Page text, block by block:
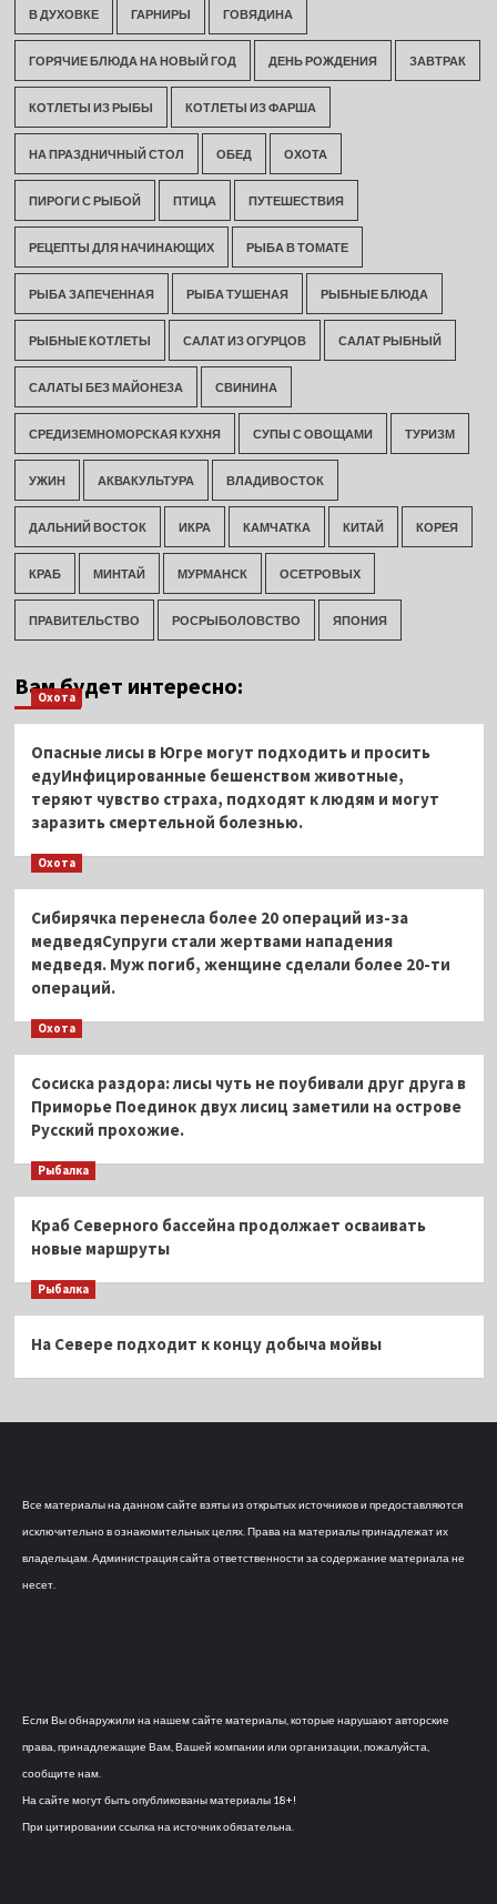
В ДУХОВКЕ ГАРНИРЫ ГОВЯДИНА
ГОРЯЧИЕ БЛЮДА НА НОВЫЙ ГОД ДЕНЬ РОЖДЕНИЯ ЗАВТРАК
КОТЛЕТЫ ИЗ РЫБЫ КОТЛЕТЫ ИЗ ФАРША
НА ПРАЗДНИЧНЫЙ СТОЛ ОБЕД ОХОТА
ПИРОГИ С РЫБОЙ ПТИЦА ПУТЕШЕСТВИЯ
РЕЦЕПТЫ ДЛЯ НАЧИНАЮЩИХ РЫБА В ТОМАТЕ
РЫБА ЗАПЕЧЕННАЯ РЫБА ТУШЕНАЯ РЫБНЫЕ БЛЮДА
РЫБНЫЕ КОТЛЕТЫ САЛАТ ИЗ ОГУРЦОВ САЛАТ РЫБНЫЙ
САЛАТЫ БЕЗ МАЙОНЕЗА СВИНИНА
СРЕДИЗЕМНОМОРСКАЯ КУХНЯ СУПЫ С ОВОЩАМИ ТУРИЗМ
УЖИН АКВАКУЛЬТУРА ВЛАДИВОСТОК
ДАЛЬНИЙ ВОСТОК ИКРА КАМЧАТКА КИТАЙ КОРЕЯ
КРАБ МИНТАЙ МУРМАНСК ОСЕТРОВЫХ
ПРАВИТЕЛЬСТВО РОСРЫБОЛОВСТВО ЯПОНИЯ
Вам будет интересно:
Охота
Опасные лисы в Югре могут подходить и просить
едуИнфицированные бешенством животные,
теряют чувство страха, подходят к людям и могут
заразить смертельной болезнью.
Охота
Сибирячка перенесла более 20 операций из-за
медведяСупруги стали жертвами нападения
медведя. Муж погиб, женщине сделали более 20-ти
операций.
Охота
Сосиска раздора: лисы чуть не поубивали друг друга в
Приморье Поединок двух лисиц заметили на острове
Русский прохожие.
Рыбалка
Краб Северного бассейна продолжает осваивать
новые маршруты
Рыбалка
На Севере подходит к концу добыча мойвы
Все материалы на данном сайте взяты из открытых источников и предоставляются
исключительно в ознакомительных целях. Права на материалы принадлежат их
владельцам. Администрация сайта ответственности за содержание материала не
несет.
Если Вы обнаружили на нашем сайте материалы, которые нарушают авторские
права, принадлежащие Вам, Вашей компании или организации, пожалуйста,
сообщите нам.
На сайте могут быть опубликованы материалы 18+!
При цитировании ссылка на источник обязательна.